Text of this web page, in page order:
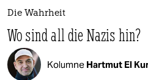
Die Wahrheit
Wo sind all die Nazis hin?
Kolumne Hartmut El